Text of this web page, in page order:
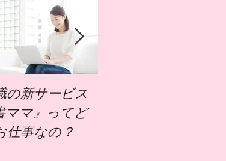
の新サービス
ママ』ってど
仕事なの？